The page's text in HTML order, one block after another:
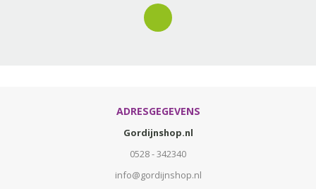
ADRESGEGEVENS
Gordijnshop.nl
0528 - 342340
info@gordijnshop.nl